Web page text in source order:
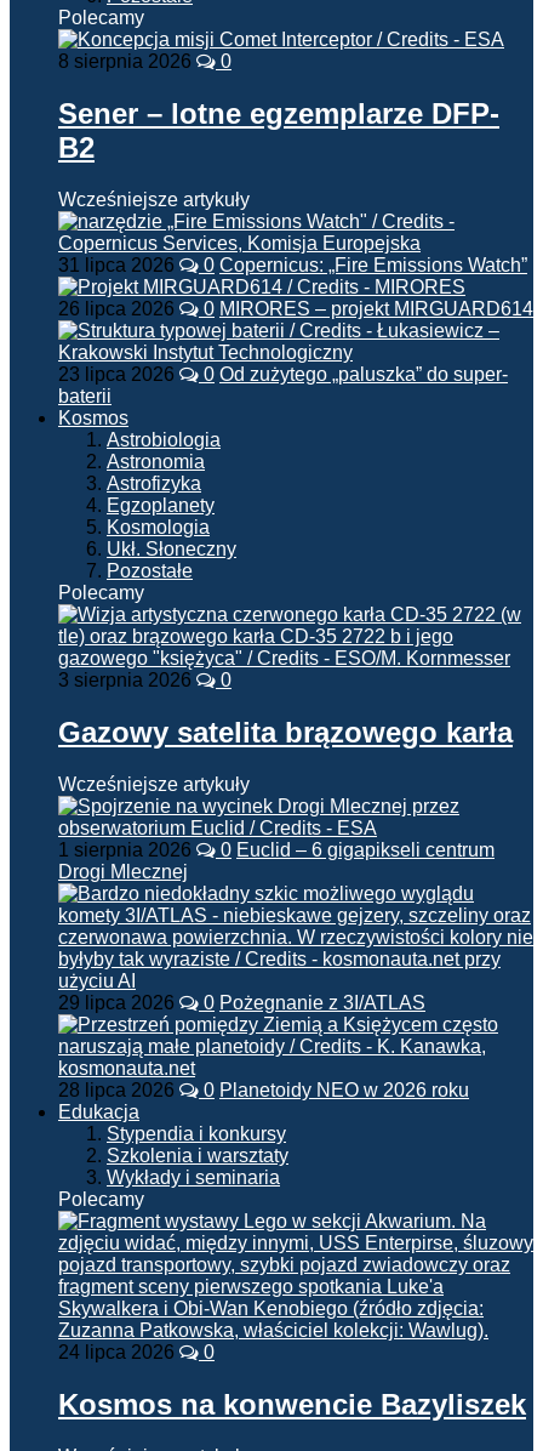
Polecamy
8 sierpnia 2026 0
Sener – lotne egzemplarze DFP-
B2
Wcześniejsze artykuły
31 lipca 2026 0 Copernicus: „Fire Emissions Watch”
26 lipca 2026 0 MIRORES – projekt MIRGUARD614
23 lipca 2026 0 Od zużytego „paluszka” do super-
baterii
Kosmos
Astrobiologia
Astronomia
Astrofizyka
Egzoplanety
Kosmologia
Ukł. Słoneczny
Pozostałe
Polecamy
3 sierpnia 2026 0
Gazowy satelita brązowego karła
Wcześniejsze artykuły
1 sierpnia 2026 0 Euclid – 6 gigapikseli centrum
Drogi Mlecznej
29 lipca 2026 0 Pożegnanie z 3I/ATLAS
28 lipca 2026 0 Planetoidy NEO w 2026 roku
Edukacja
Stypendia i konkursy
Szkolenia i warsztaty
Wykłady i seminaria
Polecamy
24 lipca 2026 0
Kosmos na konwencie Bazyliszek